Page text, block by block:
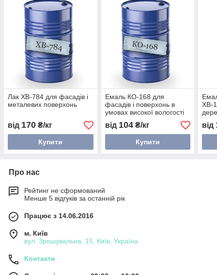
Лак ХВ-784 для фасадів і
металевих поверхонь
від 170 ₴/кг
Купити
Емаль КО-168 для
фасадів і поверхонь в
умовах високої вологості
від 104₴/кг
Купити
ХВ-
від
Про нас
Рейтинг не сформований
Менше 5 відгуків за останній рік
Працює з 14.06.2016
м. Київ
вул. Зрошувальна, 15, Київ, Україна
Контакти